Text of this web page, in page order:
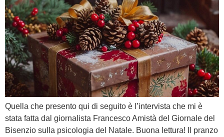
Quella che presento qui di seguito è l’intervista che mi è
stata fatta dal giornalista Francesco Amistà del Giornale del
Bisenzio sulla psicologia del Natale. Buona lettura! Il pranzo